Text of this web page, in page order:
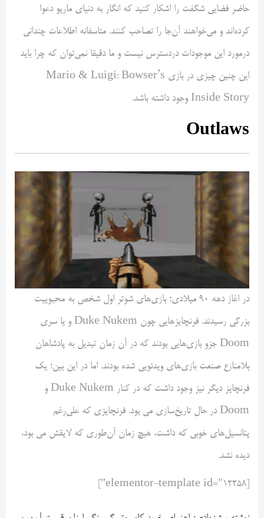
حاضر فضایی شگفت را اشکار کنید که انگار به دنیای ماریو دعوا
کرده‌اند و می‌خواهند آن‌جا را تصاحب کنند. متاسفانه اطلاعات چندانی
درمورد این موجودات دردسترس نیست و ما دقیقا نمی‌توان که چرا باید
این چنین چیزی در بازی Mario & Luigi: Bowser’s
Inside Story وجود داشته باشد.
Outlaws
در اغاز دهه ۹۰ میلادی؛ بازی‌های شوتر اول شخص به محبوییت
بزرگی رسیدند. فرنچایزهایی چون Duke Nukem و یا سری
Doom جزو بازی‌هایی بودند که در آن زمان تبدیل به پادشاهان
بلامنازع صنعت بازی‌های ویدئویی شده بودند. اما در این بین؛ یک
فرنچایز دیگر نیز وجود داشت که در کنار Duke Nukem و
Doom در حال تاریخ‌سازی می بود. فرنچایزی که علی‌رغم
پتانسیل‌های خوبی که داشت، هیچ زمان آن‌طوری که لایقش می بود،
دیده نشد.